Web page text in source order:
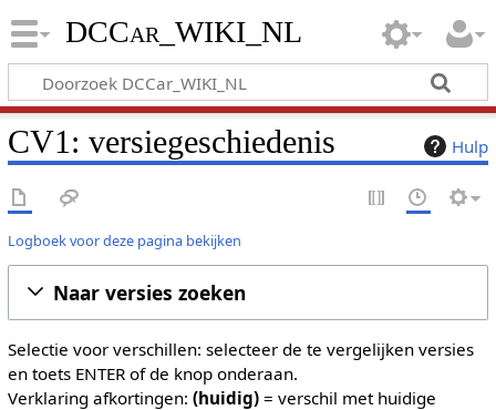
DCCar_WIKI_NL
Hulp
CV1: versiegeschiedenis
Logboek voor deze pagina bekijken
Naar versies zoeken
Selectie voor verschillen: selecteer de te vergelijken versies
en toets ENTER of de knop onderaan.
Verklaring afkortingen: (huidig)= verschil met huidige